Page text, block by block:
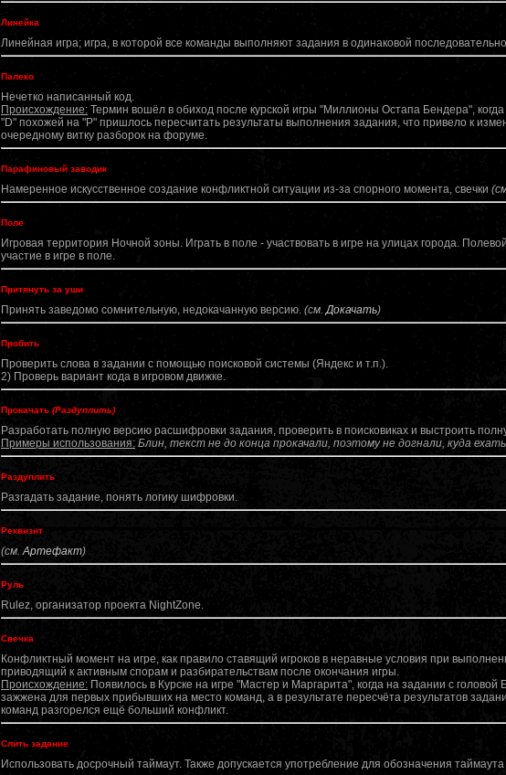
Линейка
Линейная игра; игра, в которой все команды выполняют задания в одинаковой
Палеко
Нечетко написанный код.
Происхождение: Термин вошёл в обиход после курской игры "Миллионы Остапа Бендера",
"D" похожей на "P" пришлось пересчитать результаты выполнения задания, что привело к
очередному витку разборок на форуме.
Парафиновый заводик
Намеренное искусственное создание конфликтной ситуации из-за спорного момента, свечки
Поле
Игровая территория Ночной зоны. Играть в поле - участвовать в игре на улицах города.
участие в игре в поле.
Притянуть за уши
Принять заведомо сомнительную, недокачанную версию. (см.Докачать)
Пробить
Проверить слова в задании с помощью поисковой системы (Яндекс и т.п.).
2) Проверь вариант кода в игровом движке.
Прокачать (Раздуплить)
Разработать полную версию расшифровки задания, проверить в поисковиках и выстроить
Примеры использования: Блин, текст не до конца прокачали, поэтому не догнали, куда
Раздуплить
Разгадать задание, понять логику шифровки.
Реквизит
(см.Артефакт)
Руль
Rulez, организатор проекта NightZone.
Свечка
Конфликтный момент на игре, как правило ставящий игроков в неравные условия при
приводящий к активным спорам и разбирательствам после окончания игры.
Происхождение: Появилось в Курске на игре "Мастер и Маргарита", когда на задании с
зажжена для первых прибывших на место команд, а в результате пересчёта результатов
команд разгорелся ещё больший конфликт.
Слить задание
Использовать досрочный таймаут. Также допускается употребление для обозначения